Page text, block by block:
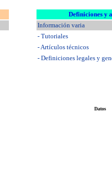
Definiciones y
Información varia
- Tutoriales
- Artículos técnicos
- Definiciones legales y
Datos